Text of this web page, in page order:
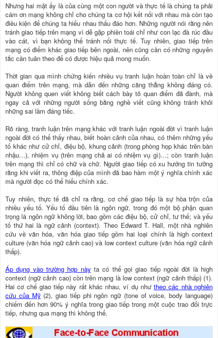
Nhưng hai mặt ấy là của cùng một con người và thực tế là chúng ta phải
cám ơn mạng không chỉ cho chúng ta cơ hội kết nối với nhau mà còn tạo
điều kiện để chúng ta hiểu nhau thấu đáo hơn. Những người nói rằng nên
tránh giao tiếp trên mạng vì dễ gặp phiền toái chỉ như con lạc đà rúc đầu
vào cát, vì bạn không thể tránh nổi thực tế. Tuy nhiên, giao tiếp trên
mạng có điểm khác giao tiếp bên ngoài, nên cũng cần có những nguyên
tắc cần tuân theo để có được hiệu quả mong muốn.
Thời gian qua mình chứng kiến nhiều vụ tranh luận hoàn toàn chỉ là về
quan điểm trên mạng, mà dẫn đến những căng thẳng không đáng có.
Người không quen viết không biết cách bày tỏ quan điểm đã đành, mà
ngay cả với những người sống bằng nghề viết cũng không tránh khỏi
những sai lầm đáng tiếc.
Rõ ràng, tranh luận trên mạng khác với tranh luận ngoài đời vì tranh luận
ngoài đời có thể thấy nhau, biết hoàn cảnh của nhau, có thêm những yếu
tố khác như cử chỉ, điệu bộ, khung cảnh (trong phòng họp khác trên bàn
nhậu…), nhiệm vụ (trên mạng chả ai có nhiệm vụ gì)…; còn tranh luận
trên mạng thì chỉ có chữ và chữ. Người giao tiếp có xu hướng tin tưởng
rằng khi viết ra, thông điệp của mình đã bao hàm một ý nghĩa chính xác
mà người đọc có thể hiểu chính xác.
Tuy nhiên, thực tế đã chỉ ra rằng, cơ chế giao tiếp là sự hòa trộn của
nhiều yếu tố. Yếu tố đầu tiên là ngôn ngữ, trong đó một bộ phận quan
trọng là ngôn ngữ không lời, bao gồm các điệu bộ, cử chỉ, tư thế; và yếu
tố thứ hai là ngữ cảnh (context). Theo Edward T. Hall, một nhà nghiên
cứu về văn hóa, văn hóa giao tiếp gồm hai loại chính là high context
culture (văn hóa ngữ cảnh cao) và low context culture (văn hóa ngữ cảnh
thấp).
Áp dụng vào trường hợp này ta có thể gọi giao tiếp ngoài đời là high
context (ngữ cảnh cao) còn trên mạng là low context (ngữ cảnh thấp) (1).
Hai cơ chế giao tiếp này rất khác nhau, ví dụ nhưtheo các nhà nghiên
cứu của Mỹ (2), giao tiếp phi ngôn ngữ (tone of voice, body language)
chiếm đến hơn 90% ý nghĩa trong giao tiếp trong một cuộc trao đổi trực
tiếp, nhưng qua mạng thì không thể.